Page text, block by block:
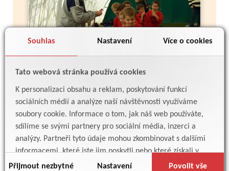
Souhlas Nastavení Více o cookies
Tato webová stránka používá cookies
K personalizaci obsahu a reklam, poskytování funkcí
sociálních médií a analýze naší návštěvnosti využíváme
soubory cookie. Informace o tom, jak náš web používáte,
sdílíme se svými partnery pro sociální média, inzerci a
analýzy. Partneři tyto údaje mohou zkombinovat s dalšími
informacemi, které jste jim poskytli nebo které získali v
důsledku toho, že používáte jejich služby.
Přijmout nezbytné Nastavení Povolit vše
Vánoční besídka 6.A - 2010